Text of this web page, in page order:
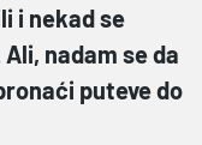
i nekad se
nadam se da
puteve do